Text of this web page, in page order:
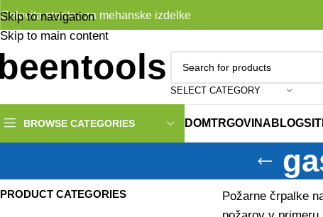
Skip to navigation
Skip to main content
Celovita storitev za mehanske izdelke
SELECT CATEGORY
BROWSE CATEGORIES DOMTRGOVINA BLOG
PRODUCT CATEGORIES
Požarne črpalke